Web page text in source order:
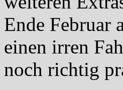
Ende Februar
einen irren
noch richtig